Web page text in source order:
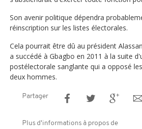
Son avenir politique dépendra
réinscription sur les listes électorales.
Cela pourrait être dû au président
a succédé à Gbagbo en 2011 à la suite
postélectorale sanglante qui a opposé
deux hommes.
Partager
Plus d'informations à propos de